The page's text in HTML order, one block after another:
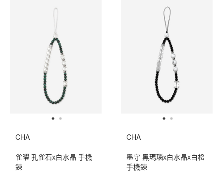
CHA
雀曜 孔雀石x白水晶 手機
鍊
CHA
墨守 黑瑪瑙x白水晶x白松
手機鍊